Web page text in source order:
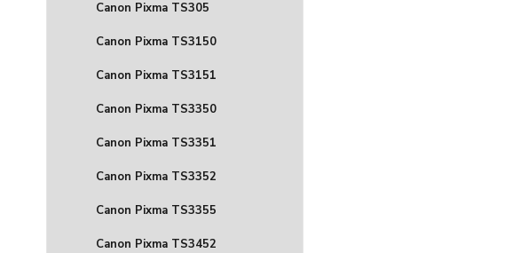
Canon Pixma TS305
Canon Pixma TS3150
Canon Pixma TS3151
Canon Pixma TS3350
Canon Pixma TS3351
Canon Pixma TS3352
Canon Pixma TS3355
Canon Pixma TS3452